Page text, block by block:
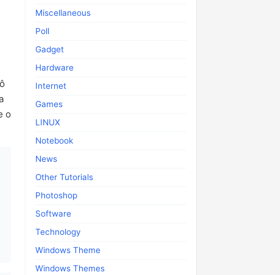
o
Miscellaneous
Poll
Gadget
Hardware
Internet
Games
LINUX
Notebook
News
Other Tutorials
Photoshop
Software
Technology
Windows Theme
Windows Themes